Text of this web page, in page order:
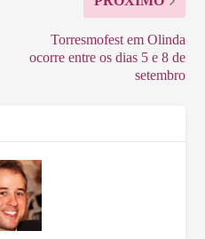
Torresmofest em Olinda
ocorre entre os dias 5 e 8 de
setembro